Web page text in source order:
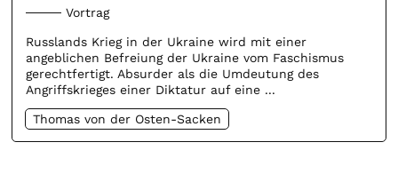
Vortrag
Russlands Krieg in der Ukraine wird mit einer
angeblichen Befreiung der Ukraine vom Faschismus
gerechtfertigt. Absurder als die Umdeutung des
Angriffskrieges einer Diktatur auf eine ...
Thomas von der Osten-Sacken